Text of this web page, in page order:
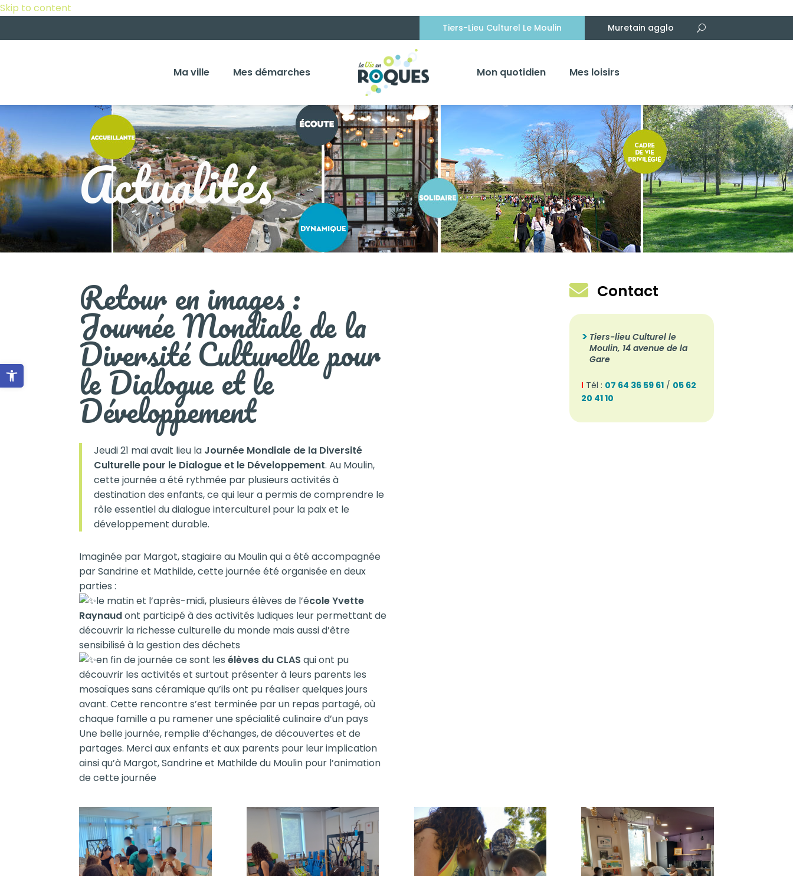
Skip to content
Ouvrir la barre d’outils
Tiers-Lieu Culturel Le Moulin Muretain agglo
Ma ville Mes démarches Mon quotidien Mes loisirs
Actualités
Retour en images :
Journée Mondiale de la
Diversité Culturelle pour
le Dialogue et le
Développement
Jeudi 21 mai avait lieu la Journée Mondiale de la Diversité
Culturelle pour le Dialogue et le Développement. Au Moulin,
cette journée a été rythmée par plusieurs activités à
destination des enfants, ce qui leur a permis de comprendre le
rôle essentiel du dialogue interculturel pour la paix et le
développement durable.
Imaginée par Margot, stagiaire au Moulin qui a été accompagnée
par Sandrine et Mathilde, cette journée été organisée en deux
parties :
le matin et l’après-midi, plusieurs élèves de l’école Yvette
Raynaudont participé à des activités ludiques leur permettant de
découvrir la richesse culturelle du monde mais aussi d’être
sensibilisé à la gestion des déchets
en fin de journée ce sont lesélèves du CLAS qui ont pu
découvrir les activités et surtout présenter à leurs parents les
mosaïques sans céramique qu’ils ont pu réaliser quelques jours
avant. Cette rencontre s’est terminée par un repas partagé, où
chaque famille a pu ramener une spécialité culinaire d’un pays
Une belle journée, remplie d’échanges, de découvertes et de
partages. Merci aux enfants et aux parents pour leur implication
ainsi qu’à Margot, Sandrine et Mathilde du Moulin pour l’animation
de cette journée
 Contact
Tiers-lieu Culturel le
Moulin, 14 avenue de la
Gare
I Tél : 07 64 36 59 61/ 05 62
20 41 10